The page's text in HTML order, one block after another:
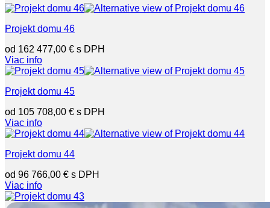
Projekt domu 46
162 477,00 €
Viac info
Projekt domu 45
105 708,00 €
Viac info
Projekt domu 44
96 766,00 €
Viac info